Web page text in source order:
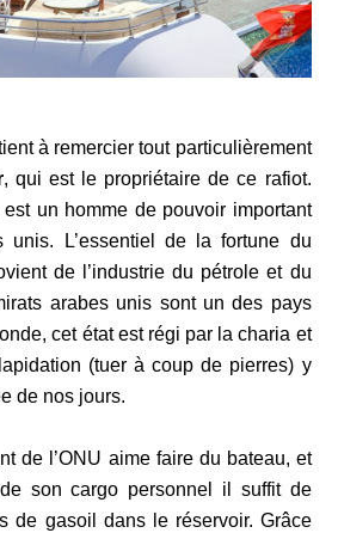
à remercier tout particulièrement
, qui est le propriétaire de ce rafiot.
un homme de pouvoir important
unis. L’essentiel de la fortune du
de l’industrie du pétrole et du
arabes unis sont un des pays
cet état est régi par la charia et
(tuer à coup de pierres) y
de nos jours.
de l’ONU aime faire du bateau, et
son cargo personnel il suffit de
de gasoil dans le réservoir. Grâce